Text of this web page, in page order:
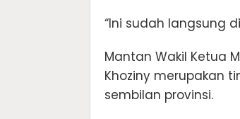
“Ini sudah langsung
Mantan Wakil Ketua
Khoziny merupakan
sembilan provinsi.